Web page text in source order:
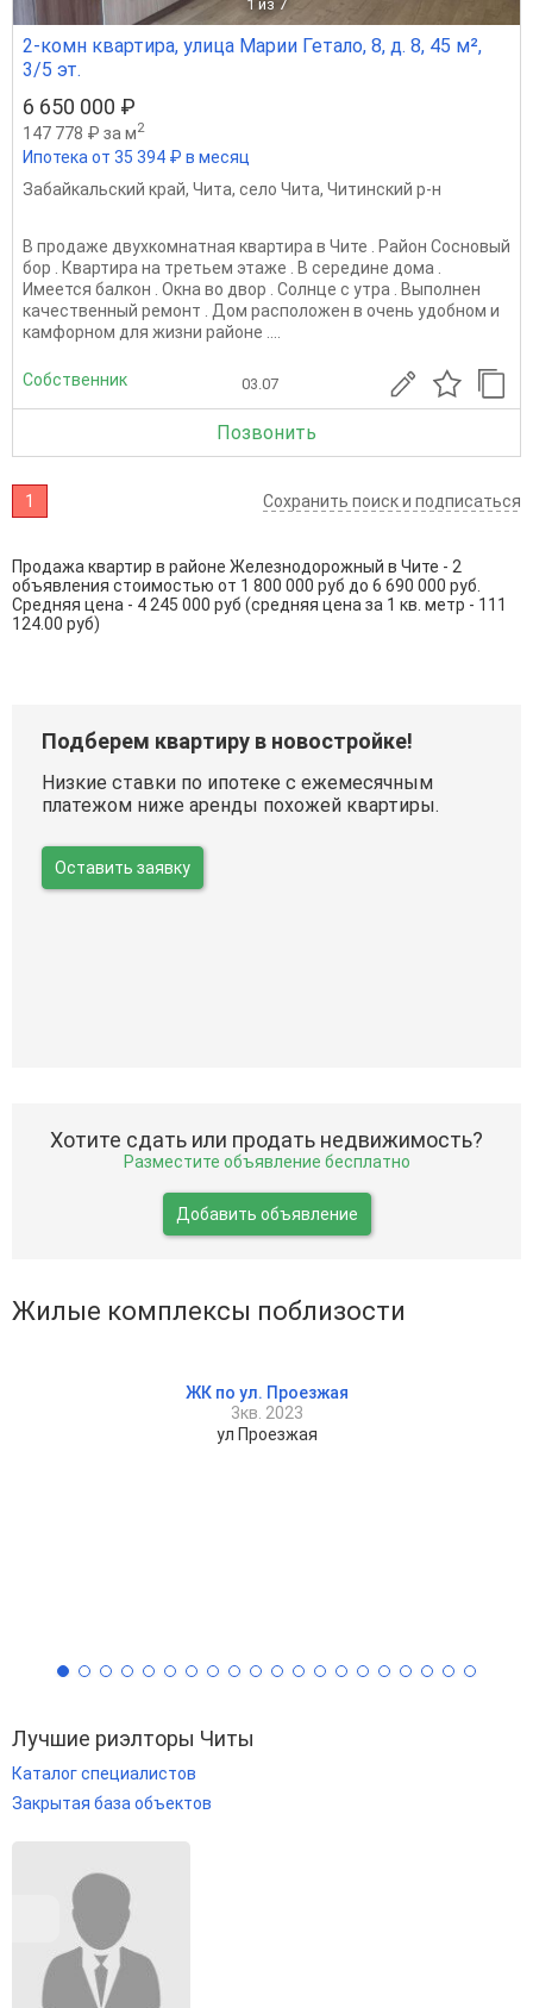
1 из 7
2-комн квартира, улица Марии Гетало, 8, д. 8, 45 м²,
3/5 эт.
6 650 000 ₽
147 778 ₽ за м2
Ипотека от 35 394 ₽ в месяц
Забайкальский край, Чита, село Чита, Читинский р-н
В продаже двухкомнатная квартира в Чите . Район Сосновый
бор . Квартира на третьем этаже . В середине дома .
Имеется балкон . Окна во двор . Солнце с утра . Выполнен
качественный ремонт . Дом расположен в очень удобном и
камфорном для жизни районе ....
Собственник 03.07
Позвонить
1 Сохранить поиск и подписаться
Продажа квартир в районе Железнодорожный в Чите - 2
объявления стоимостью от 1 800 000 руб до 6 690 000 руб.
Средняя цена - 4 245 000 руб (средняя цена за 1 кв. метр - 111
124.00 руб)
Подберем квартиру в новостройке!
Низкие ставки по ипотеке с ежемесячным
платежом ниже аренды похожей квартиры.
Оставить заявку
Хотите сдать или продать недвижимость?
Разместите объявление бесплатно
Добавить объявление
Жилые комплексы поблизости
ЖК по ул. Проезжая
3кв. 2023
ул Проезжая
Лучшие риэлторы Читы
Каталог специалистов
Закрытая база объектов